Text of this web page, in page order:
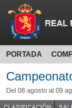
PORTADA
Del 08 agosto al 09